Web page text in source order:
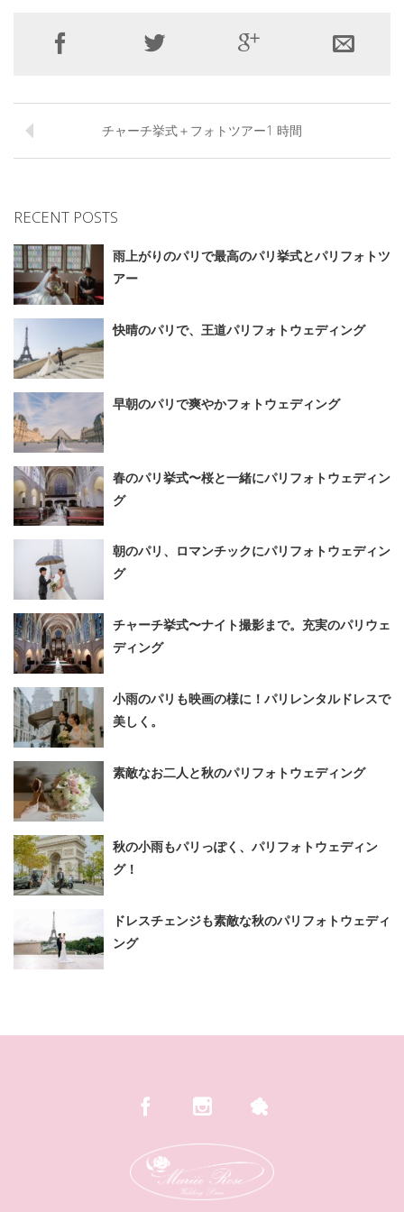
チャーチ挙式＋フォトツアー1 時間
RECENT POSTS
雨上がりのパリで最高のパリ挙式とパリフォトツ
アー
快晴のパリで、王道パリフォトウェディング
早朝のパリで爽やかフォトウェディング
春のパリ挙式〜桜と一緒にパリフォトウェディン
グ
朝のパリ、ロマンチックにパリフォトウェディン
グ
チャーチ挙式〜ナイト撮影まで。充実のパリウェ
ディング
小雨のパリも映画の様に！パリレンタルドレスで
美しく。
素敵なお二人と秋のパリフォトウェディング
秋の小雨もパリっぽく、パリフォトウェディン
グ！
ドレスチェンジも素敵な秋のパリフォトウェディ
ング